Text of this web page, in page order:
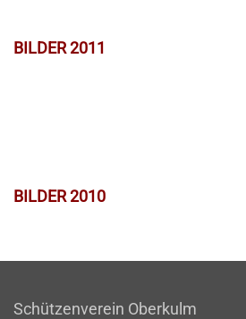
BILDER 2011
BILDER 2010
Schützenverein Oberkulm